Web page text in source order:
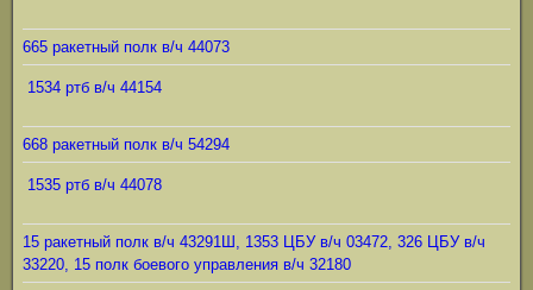
665 ракетный полк в/ч 44073
1534 ртб в/ч 44154
668 ракетный полк в/ч 54294
1535 ртб в/ч 44078
15 ракетный полк в/ч 43291Ш, 1353 ЦБУ в/ч 03472, 326 ЦБУ в/ч
33220, 15 полк боевого управления в/ч 32180